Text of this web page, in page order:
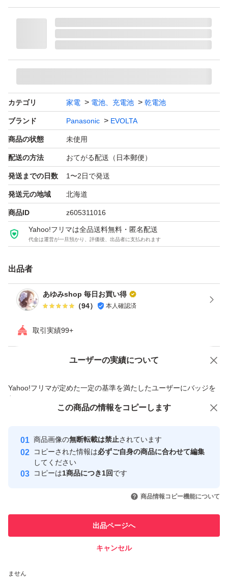
・単1電池は需要が高く売れやすい
・すぐ使える未使用品
・まとめ買いより手軽な4本セットで購入されやすい
アルカリ乾電池 エボルタ 単1形 4本パック LR20EJ/4SW
ブランド：Panasonic EVOLTA
在庫管理NO:TR5402656
カテゴリ 家電 電池、充電池 乾電池
ブランド Panasonic EVOLTA
商品の状態 未使用
配送の方法 おてがる配送（日本郵便）
発送までの日数 1〜2日で発送
発送元の地域 北海道
商品ID z605311016
Yahoo!フリマは全品送料無料・匿名配送
代金は運営が一旦預かり、評価後、出品者に支払われます
出品者
あゆみshop 毎日お買い得
（94） 本人確認済
取引実績99+
ユーザーの実績について
Yahoo!フリマが定めた一定の基準を満たしたユーザーにバッジを
付与しています
安心取引出品者
心・安全なユーザーです
取引実績
引を完了させた実績があります
での取引実績があります
ません
価格の相談 商品への質問
この商品の情報をコピーします
商品画像の無断転載は禁止されています
コピーされた情報は必ずご自身の商品に合わせて編集
してください
コピーは1商品につき1回です
商品情報コピー機能について
出品ページへ
キャンセル
この商品をみている人にオススメ